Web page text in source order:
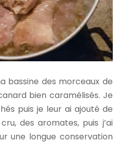
bassine des morceaux de
bien caramélisés. Je
puis je leur ai ajouté de
des aromates, puis j’ai
une longue conservation